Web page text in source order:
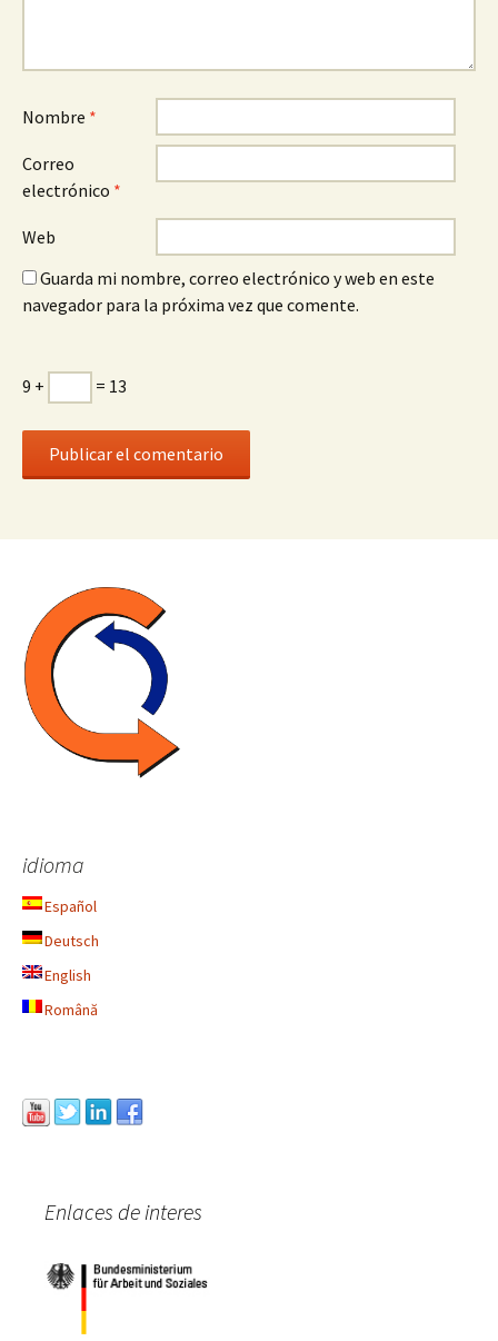
Nombre *
Correo
electrónico *
Web
Guarda mi nombre, correo electrónico y web en este
navegador para la próxima vez que comente.
9 + = 13
idioma
Español
Deutsch
English
Română
Enlaces de interes